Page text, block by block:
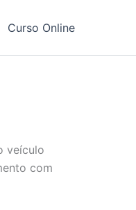
Curso Online
veículo
com